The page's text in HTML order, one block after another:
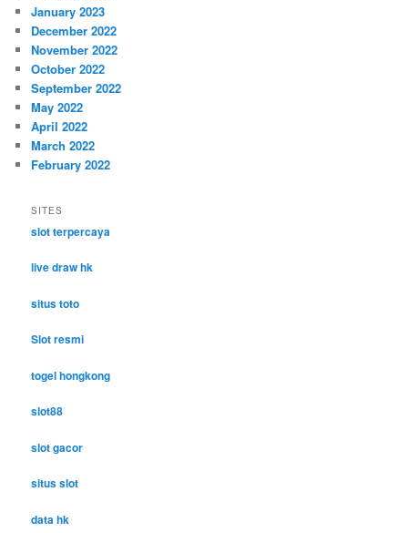
January 2023
December 2022
November 2022
October 2022
September 2022
May 2022
April 2022
March 2022
February 2022
SITES
slot terpercaya
live draw hk
situs toto
Slot resmi
togel hongkong
slot88
slot gacor
situs slot
data hk